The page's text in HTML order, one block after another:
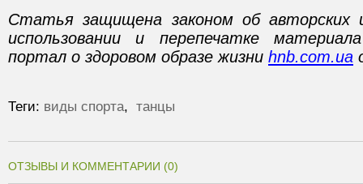
Статья защищена законом об авторских
использовании и перепечатке
портал о здоровом образе жизни hnb.com.ua
Теги: виды спорта, танцы
ОТЗЫВЫ И КОММЕНТАРИИ (0)